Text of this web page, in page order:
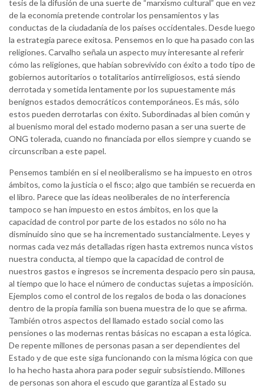
tesis de la difusión de una suerte de “marxismo cultural” que en vez
de la economía pretende controlar los pensamientos y las
conductas de la ciudadanía de los países occidentales. Desde luego
la estrategia parece exitosa. Pensemos en lo que ha pasado con las
religiones. Carvalho señala un aspecto muy interesante al referir
cómo las religiones, que habían sobrevivido con éxito a todo tipo de
gobiernos autoritarios o totalitarios antirreligiosos, está siendo
derrotada y sometida lentamente por los supuestamente más
benignos estados democráticos contemporáneos. Es más, sólo
estos pueden derrotarlas con éxito. Subordinadas al bien común y
al buenismo moral del estado moderno pasan a ser una suerte de
ONG tolerada, cuando no financiada por ellos siempre y cuando se
circunscriban a este papel.
Pensemos también en si el neoliberalismo se ha impuesto en otros
ámbitos, como la justicia o el fisco; algo que también se recuerda en
el libro. Parece que las ideas neoliberales de no interferencia
tampoco se han impuesto en estos ámbitos, en los que la
capacidad de control por parte de los estados no sólo no ha
disminuido sino que se ha incrementado sustancialmente. Leyes y
normas cada vez más detalladas rigen hasta extremos nunca vistos
nuestra conducta, al tiempo que la capacidad de control de
nuestros gastos e ingresos se incrementa despacio pero sin pausa,
al tiempo que lo hace el número de conductas sujetas a imposición.
Ejemplos como el control de los regalos de boda o las donaciones
dentro de la propia familia son buena muestra de lo que se afirma.
También otros aspectos del llamado estado social como las
pensiones o las modernas rentas básicas no escapan a esta lógica.
De repente millones de personas pasan a ser dependientes del
Estado y de que este siga funcionando con la misma lógica con que
lo ha hecho hasta ahora para poder seguir subsistiendo. Millones
de personas son ahora el escudo que garantiza al Estado su